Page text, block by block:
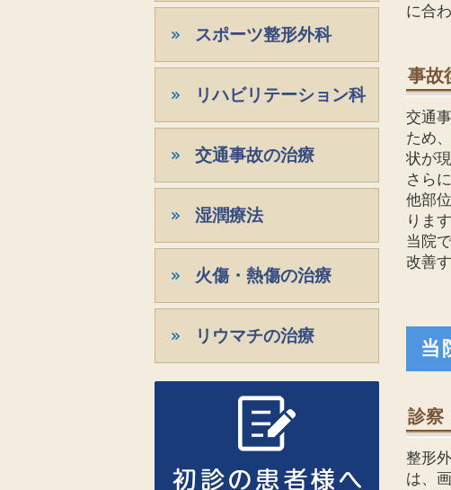
スポーツ整形外科
リハビリテーション科
交通事故の治療
湿潤療法
火傷・熱傷の治療
リウマチの治療
に合
事故
交通
ため
状が
さら
他部
ります
当院
改善
当
診察
整形
は、